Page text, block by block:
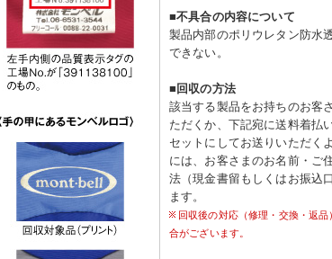
■不具合の内容について
製品内部のポリウレタン防水
できない。
■回収の方法
該当する製品をお持ちのお客
ただくか、下記宛に送料着払
セットにしてお送りいただく
には、お客さまのお名前・ご
法（現金書留もしくはお振込
ます。
回収後の対応（修理・交換・返
合がございます。